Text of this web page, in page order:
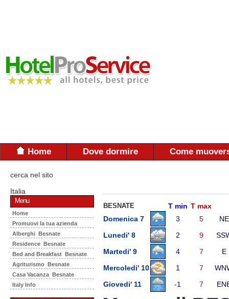
Home Dove dormire Come
cerca nel sito
Italia
Menu
Home
Promuovi la tua azienda
Alberghi Besnate
Residence Besnate
Bed and Breakfast Besnate
Agriturismo Besnate
Casa Vacanza Besnate
Italy Info
BESNATE T min T max
Domenica 7
3 5
NE
Lunedi' 8
2 9
Martedi' 9
4 7
E
Mercoledi' 10
1 7
Giovedi' 11
-1 7